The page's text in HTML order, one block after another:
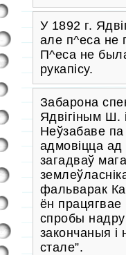
У 1892 г.
але п^еса не
П^еса не
рукапісу.
Забарона
Ядвігіным Ш.
Неўзабаве
адмовіцца
загадваў
фальварак
ён працягвае
спробы
закончаныя
стале”.